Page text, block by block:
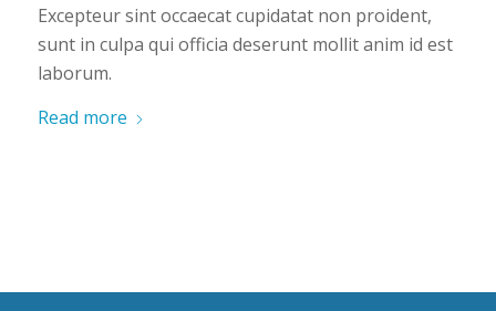
Excepteur sint occaecat cupidatat non proident,
sunt in culpa qui officia deserunt mollit anim id est
laborum.
Read more